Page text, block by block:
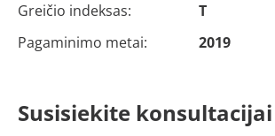
Greičio indeksas:
T
Pagaminimo metai:
2019
Susisiekite konsultacijai